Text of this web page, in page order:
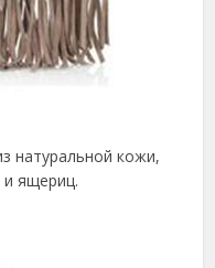
натуральной кожи,
ящериц.